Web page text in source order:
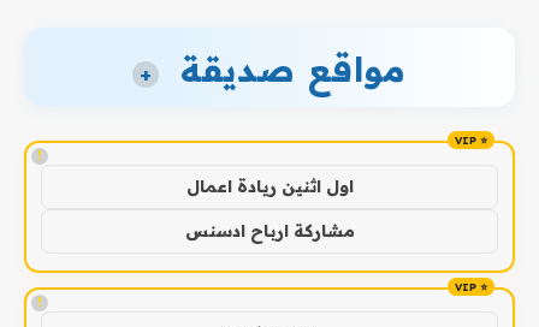
مواقع صديقة +
!
اول اثنين ريادة اعمال
مشاركة ارباح ادسنس
!